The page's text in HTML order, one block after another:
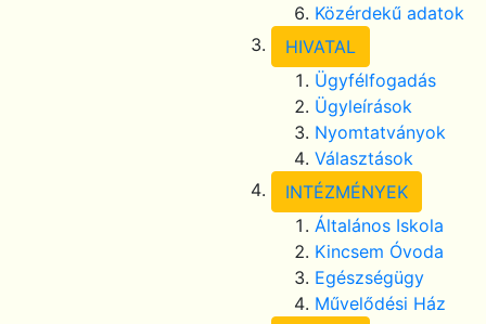
Közérdekű adatok
HIVATAL
Ügyfélfogadás
Ügyleírások
Nyomtatványok
Választások
INTÉZMÉNYEK
Általános Iskola
Kincsem Óvoda
Egészségügy
Művelődési Ház